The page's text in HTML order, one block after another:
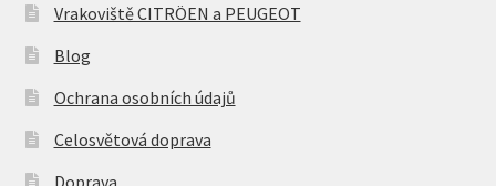
Vrakoviště CITRÖEN a PEUGEOT
Blog
Ochrana osobních údajů
Celosvětová doprava
Doprava